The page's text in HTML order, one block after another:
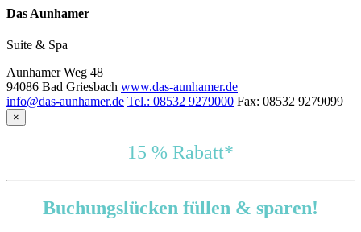
Das Aunhamer
Suite & Spa
Aunhamer Weg 48
94086 Bad Griesbach www.das-aunhamer.de
info@das-aunhamer.de Tel.: 08532 9279000 Fax: 08532 9279099
×
15 % Rabatt*
Buchungslücken füllen & sparen!